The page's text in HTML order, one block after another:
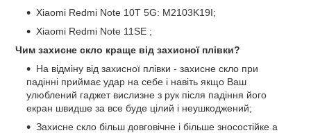
Xiaomi Redmi Note 10T 5G: M2103K19I;
Xiaomi Redmi Note 11SE ;
Чим захисне скло краще від захисної плівки?
На відміну від захисної плівки - захисне скло при
падінні приймає удар на себе і навіть якщо Ваш
улюблений гаджет вислизне з рук після падіння його
екран швидше за все буде цілий і неушкоджений;
Захисне скло більш довговічне і більше зносостійке а